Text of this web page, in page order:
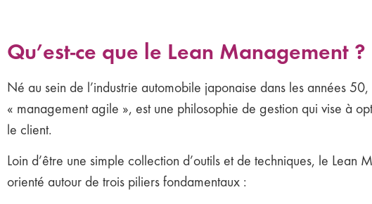
Qu’est-ce que le Lean Management ?
Né au sein de l’industrie automobile japonaise dans les années
« management agile », est une philosophie de gestion qui vise à
le client.
Loin d’être une simple collection d’outils et de techniques, le Lean
orienté autour de trois piliers fondamentaux :